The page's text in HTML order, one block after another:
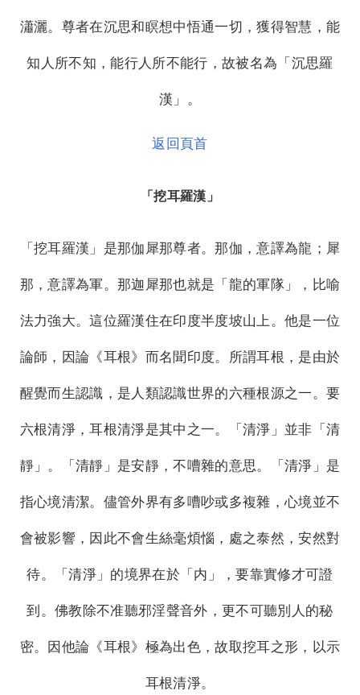
瀟灑。尊者在沉思和瞑想中悟通一切，獲得智慧，能
知人所不知，能行人所不能行，故被名為「沉思羅
漢」。
返回頁首
「挖耳羅漢」
「挖耳羅漢」是那伽犀那尊者。那伽，意譯為龍；犀
那，意譯為軍。那迦犀那也就是「龍的軍隊」，比喻
法力強大。這位羅漢住在印度半度坡山上。他是一位
論師，因論《耳根》而名聞印度。所謂耳根，是由於
醒覺而生認識，是人類認識世界的六種根源之一。要
六根清淨，耳根清淨是其中之一。「清淨」並非「清
靜」。「清靜」是安靜，不嘈雜的意思。「清淨」是
指心境清潔。儘管外界有多嘈吵或多複雜，心境並不
會被影響，因此不會生絲毫煩惱，處之泰然，安然對
待。「清淨」的境界在於「内」，要靠實修才可證
到。佛教除不准聽邪淫聲音外，更不可聽別人的秘
密。因他論《耳根》極為出色，故取挖耳之形，以示
耳根清淨。